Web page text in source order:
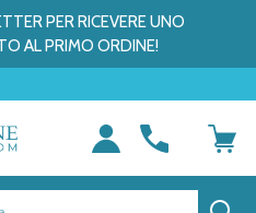
PER RICEVERE UNO
AL PRIMO ORDINE!